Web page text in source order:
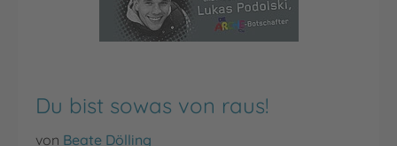
Du bist sowas von raus!
von Beate Dölling